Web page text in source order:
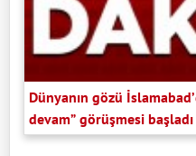
Dünyanın gözü
devam” görüşmesi başladı